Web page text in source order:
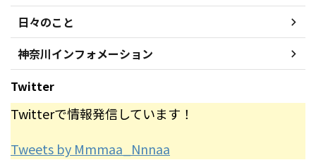
日々のこと
神奈川インフォメーション
Twitter
Twitterで情報発信しています！
Tweets by Mmmaa_Nnnaa